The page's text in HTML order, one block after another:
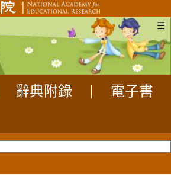
☰
辭典附錄
電子書